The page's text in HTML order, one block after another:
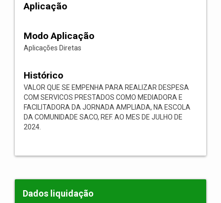
Aplicação
Modo Aplicação
Aplicações Diretas
Histórico
VALOR QUE SE EMPENHA PARA REALIZAR DESPESA
COM SERVICOS PRESTADOS COMO MEDIADORA E
FACILITADORA DA JORNADA AMPLIADA, NA ESCOLA
DA COMUNIDADE SACO, REF. AO MES DE JULHO DE
2024.
Dados liquidação